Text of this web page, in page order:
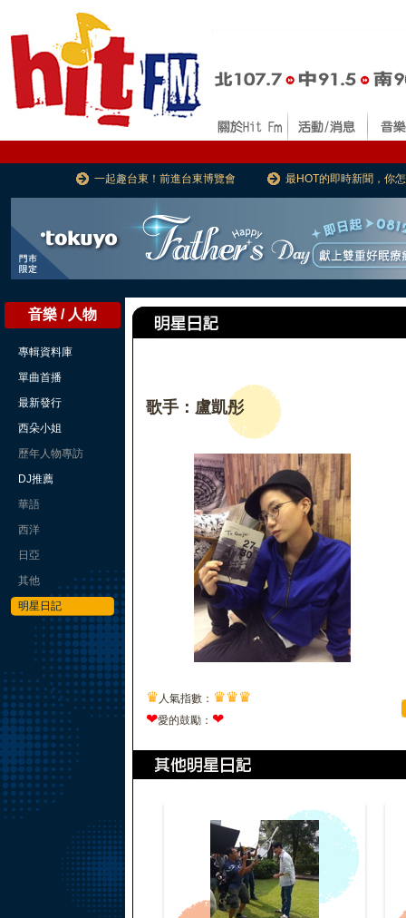
一起趣台東！前進台東博覽會 最HOT的即時新聞，你
音樂 / 人物
專輯資料庫
單曲首播
最新發行
西朵小姐
歷年人物專訪
DJ推薦
華語
西洋
日亞
其他
明星日記
歌手：盧凱彤
♛ 人氣指數： ♛♛♛
❤愛的鼓勵： ❤